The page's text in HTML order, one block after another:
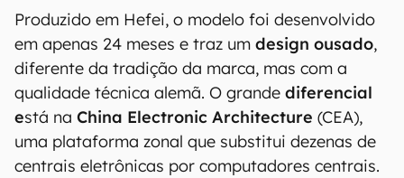
Produzido em Hefei, o modelo foi desenvolvido
em apenas 24 meses e traz um design ousado,
diferente da tradição da marca, mas com a
qualidade técnica alemã. O grande diferencial
está na China Electronic Architecture (CEA),
uma plataforma zonal que substitui dezenas de
centrais eletrônicas por computadores centrais.